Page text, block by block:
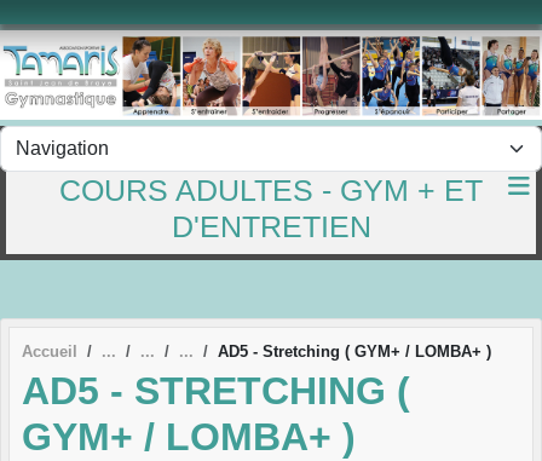
COURS ADULTES - GYM + ET
D'ENTRETIEN
Accueil AD5 - Stretching ( GYM+ / LOMBA+ )
AD5 - STRETCHING (
GYM+ / LOMBA+ )